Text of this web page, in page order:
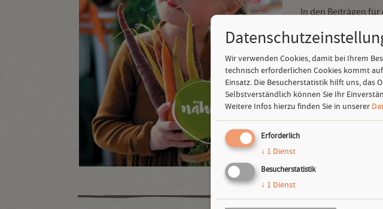
In den Beiträgen
sowie im
Lebensmittel sowie
und Geist stärkt.
wie sie
von Stade bis
Kochen und Essen
Download
Wir verwenden Cookies, damit bei Ihrem
technisch erforderlichen Cookies kommt
Einsatz. Die Besucherstatistik hilft uns, das
Selbstverständlich können Sie Ihr
Weitere Infos hierzu finden Sie in unserer
Erforderlich
↓ 1 Dienst
Besucherstatistik
↓ 1 Dienst